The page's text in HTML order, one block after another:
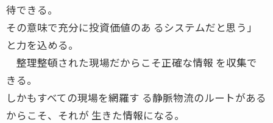
待できる。
その意味で充分に投資価値のあ るシステムだと思う」
と力を込める。
整理整頓された現場だからこそ正確な情報 を収集で
きる。
しかもすべての現場を網羅す る静脈物流のルートがある
からこそ、それが 生きた情報になる。